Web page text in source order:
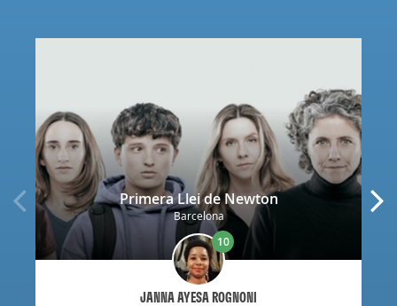
Primera Llei de Newton
Barcelona
JANNA AYESA ROGNONI
10